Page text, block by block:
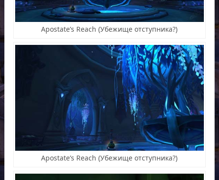
Apostate’s Reach (Убежище отступника?)
Apostate’s Reach (Убежище отступника?)